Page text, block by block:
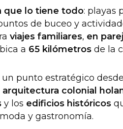
que lo tiene todo: playas
de buceo y
viajes familiares, en
a 65 kilómetrosde la
punto estratégico
arquitectura colonial
y los edificios históricos
y gastronomía.